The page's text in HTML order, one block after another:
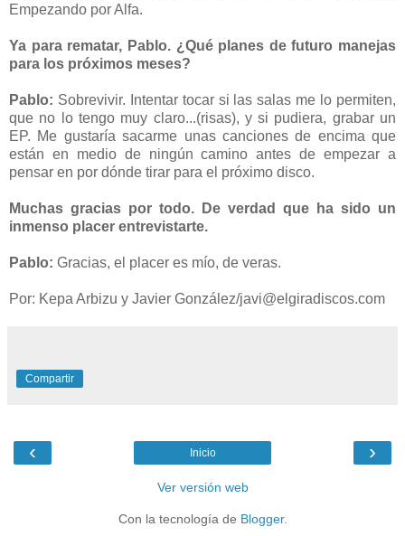
Empezando por Alfa.
Ya para rematar, Pablo. ¿Qué planes de futuro manejas
para los próximos meses?
Pablo: Sobrevivir. Intentar tocar si las salas me lo permiten,
que no lo tengo muy claro...(risas), y si pudiera, grabar un
EP. Me gustaría sacarme unas canciones de encima que
están en medio de ningún camino antes de empezar a
pensar en por dónde tirar para el próximo disco.
Muchas gracias por todo. De verdad que ha sido un
inmenso placer entrevistarte.
Pablo: Gracias, el placer es mío, de veras.
Por: Kepa Arbizu y Javier González/javi@elgiradiscos.com
Compartir
‹ ›
Inicio
Ver versión web
Con la tecnología de Blogger.